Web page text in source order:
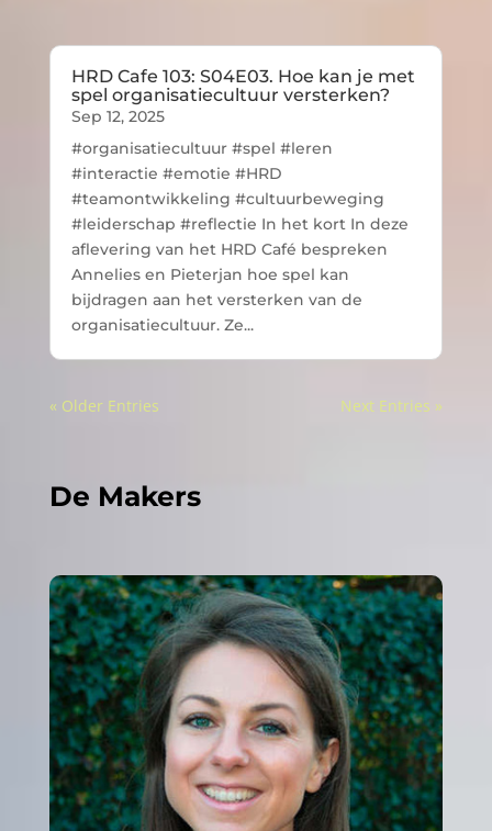
HRD Cafe 103: S04E03. Hoe kan je met
spel organisatiecultuur versterken?
Sep 12, 2025
#organisatiecultuur #spel #leren
#interactie #emotie #HRD
#teamontwikkeling #cultuurbeweging
#leiderschap #reflectie In het kort In deze
aflevering van het HRD Café bespreken
Annelies en Pieterjan hoe spel kan
bijdragen aan het versterken van de
organisatiecultuur. Ze...
« Older Entries Next Entries »
De Makers